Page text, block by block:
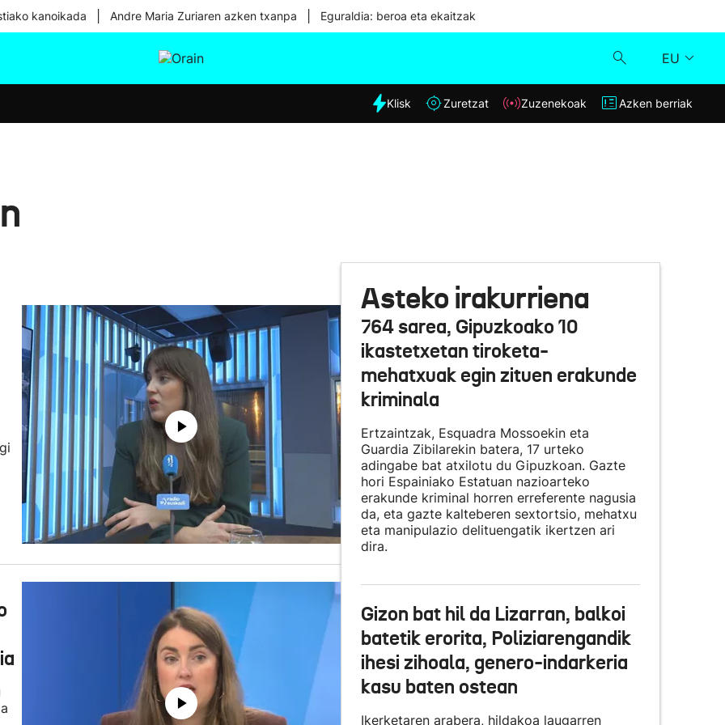
kanoikada Andre Maria Zuriaren azken txanpa Eguraldia: beroa eta ekaitzak
EU
Eguraldia
Klisk
Azken berriak
Klisk Zuretzat Zuzenekoak Azken berriak
Asteko irakurriena
764 sarea, Gipuzkoako 10
ikastetxetan tiroketa-
mehatxuak egin zituen erakunde
kriminala
Ertzaintzak, Esquadra Mossoekin eta
Guardia Zibilarekin batera, 17 urteko
adingabe bat atxilotu du Gipuzkoan. Gazte
hori Espainiako Estatuan nazioarteko
erakunde kriminal horren erreferente nagusia
da, eta gazte kalteberen sextortsio, mehatxu
eta manipulazio delituengatik ikertzen ari
dira.
Gizon bat hil da Lizarran, balkoi
batetik erorita, Poliziarengandik
ihesi zihoala, genero-indarkeria
kasu baten ostean
Ikerketaren arabera, hildakoa laugarren